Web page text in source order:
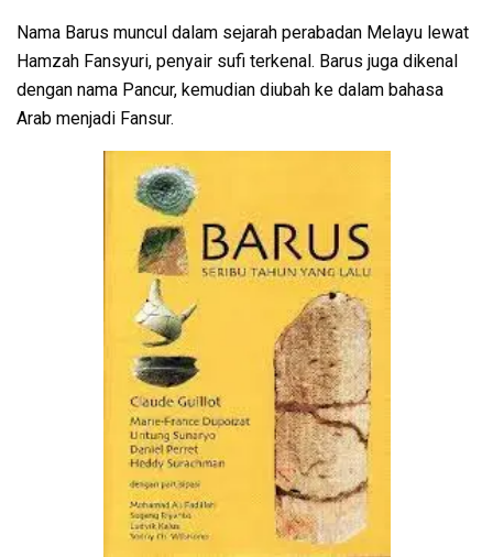
Nama Barus muncul dalam sejarah perabadan Melayu lewat
Hamzah Fansyuri, penyair sufi terkenal. Barus juga dikenal
dengan nama Pancur, kemudian diubah ke dalam bahasa
Arab menjadi Fansur.